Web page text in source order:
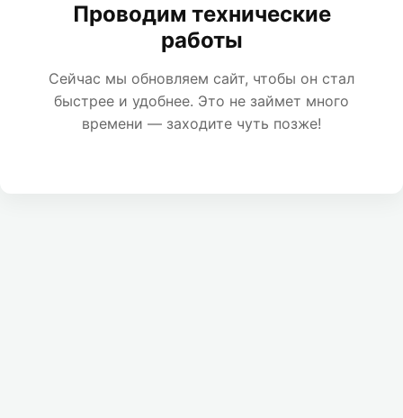
Проводим технические
работы
Сейчас мы обновляем сайт, чтобы он стал
быстрее и удобнее. Это не займет много
времени — заходите чуть позже!